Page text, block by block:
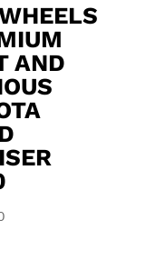
AND